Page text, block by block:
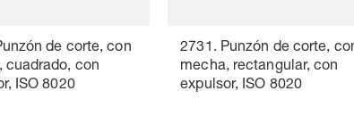
de corte, con
cuadrado, con
ISO 8020
2731. Punzón de corte,
mecha, rectangular, con
expulsor, ISO 8020